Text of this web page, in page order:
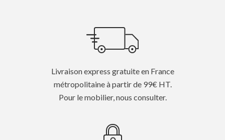
Livraison express gratuite en France
métropolitaine à partir de 99€ HT.
Pour le mobilier, nous consulter.